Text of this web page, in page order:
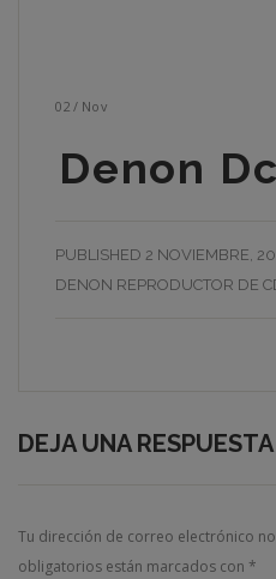
02 / Nov
Denon
PUBLISHED 2 NOVIEMBRE,
DENON REPRODUCTOR DE
DEJA UNA RESPUESTA
Tu dirección de correo electrónico
obligatorios están marcados con *